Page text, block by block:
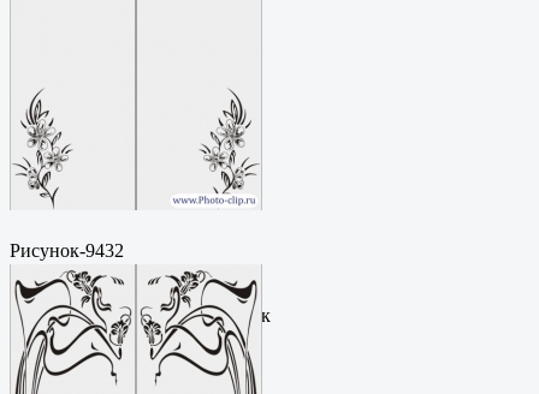
Рисунок-9432
Пескоструйный
рисунокФормат: cdrЦена: 200
руб.Метки: векторный рисунок